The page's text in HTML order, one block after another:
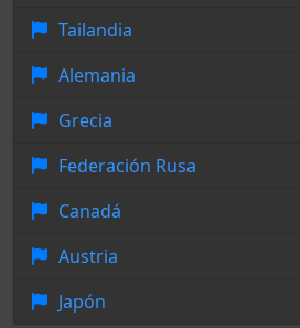
Tailandia
Alemania
Grecia
Federación Rusa
Canadá
Austria
Japón